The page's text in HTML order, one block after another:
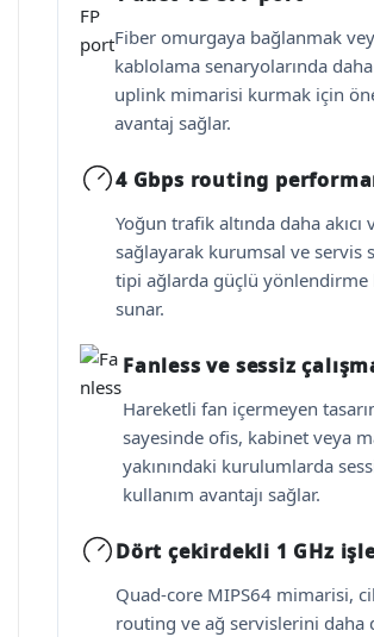
Fiber omurgaya bağlanmak
kablolama senaryolarında
uplink mimarisi kurmak için
avantaj sağlar.
4 Gbps routing
Yoğun trafik altında daha akıcı
sağlayarak kurumsal ve servis
tipi ağlarda güçlü yönlendirme
sunar.
Fanless ve sessiz
Hareketli fan içermeyen
sayesinde ofis, kabinet veya
yakınındaki kurulumlarda
kullanım avantajı sağlar.
Dört çekirdekli 1 GHz
Quad-core MIPS64 mimarisi,
routing ve ağ servislerini daha